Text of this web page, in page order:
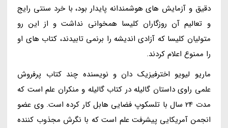
دقیق و آزمایش های هوشمندانه پایدار بود، با خرد سنتی رایج
و تعالیم آن روزگاران کلیسا همخوانی نداشت و از این رو
متولیان کلیسا که آزادی اندیشه را برنمی تابیدند، کتاب های او
را ممنوع اعلام کردند.
ماریو لیویو اخترفیزیک دان و نویسنده چند کتاب پرفروش
علمی راوی داستان گالیله در کتاب گالیله و منکران علم است که
مدت 24 سال با تلسکوپ فضایی هابل کار کرده است. وی عضو
انجمن آمریکایی پیشرفت علم است که با نگرش مجذوب کننده